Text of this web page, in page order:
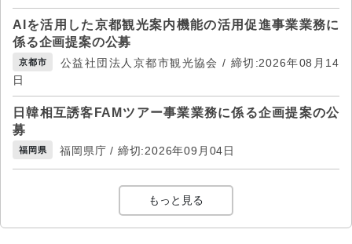
AIを活用した京都観光案内機能の活用促進事業業務に
係る企画提案の公募
京都市
公益社団法人京都市観光協会 / 締切:2026年08月14
日
日韓相互誘客FAMツアー事業業務に係る企画提案の公
募
福岡県 福岡県庁 / 締切:2026年09月04日
もっと見る